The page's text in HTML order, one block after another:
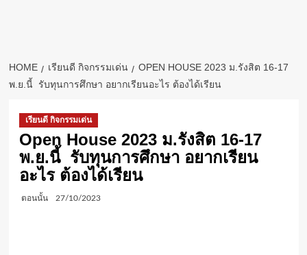
HOME เรียนดี กิจกรรมเด่น
OPEN HOUSE 2023 ม.รังสิต 16-17
พ.ย.นี้ รับทุนการศึกษา อยากเรียนอะไร ต้องได้เรียน
เรียนดี กิจกรรมเด่น
Open House 2023 ม.รังสิต 16-17
พ.ย.นี้ รับทุนการศึกษา อยากเรียน
อะไร ต้องได้เรียน
ตอนนั้น 27/10/2023